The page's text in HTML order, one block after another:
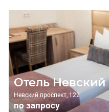
Отель Невский
Невский проспект, 122
по запросу